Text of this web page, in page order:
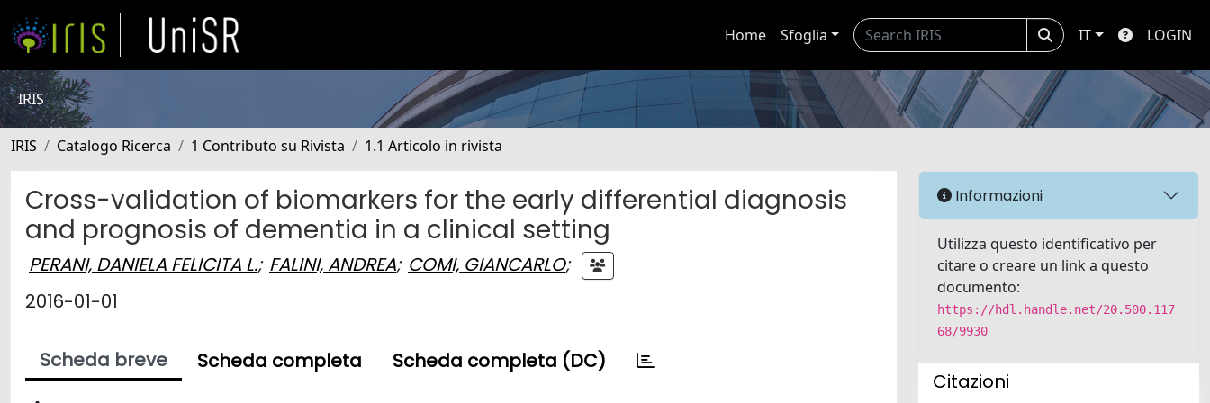
Home Sfoglia IT LOGIN
IRIS
IRIS Catalogo Ricerca 1 Contributo su Rivista 1.1 Articolo in rivista
Cross-validation of biomarkers for the early differential diagnosis
and prognosis of dementia in a clinical setting
PERANI, DANIELA FELICITA L.; FALINI, ANDREA; COMI, GIANCARLO;
2016-01-01
Scheda breve Scheda completa Scheda completa (DC)
Informazioni
Utilizza questo identificativo per
citare o creare un link a questo
documento:
https://hdl.handle.net/20.500.117
68/9930
Citazioni